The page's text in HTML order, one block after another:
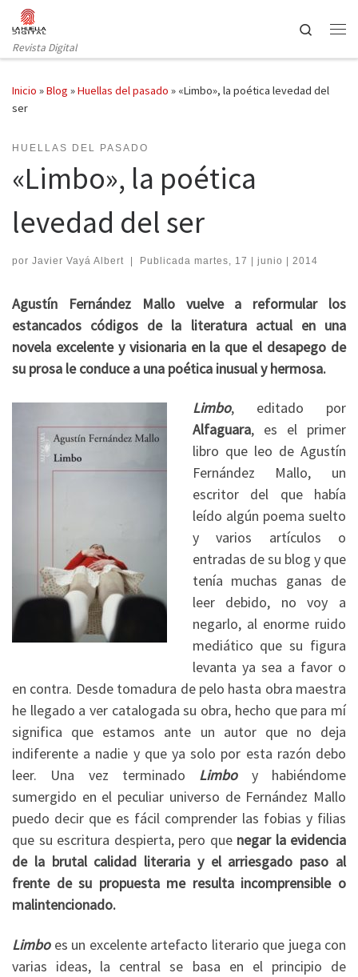
Saltar al contenido
Revista Digital
Search
Inicio »Blog »Huellas del pasado » «Limbo», la poética levedad del
ser
HUELLAS DEL PASADO
«Limbo», la poética
levedad del ser
por Javier Vayá Albert | Publicada martes, 17 | junio | 2014
Agustín Fernández Mallo vuelve a reformular los
estancados códigos de la literatura actual en una
novela excelente y visionaria en la que el desapego de
su prosa le conduce a una poética inusual y hermosa.
Limbo, editado por
Alfaguara, es el primer
libro que leo de Agustín
Fernández Mallo, un
escritor del que había
leído algún poema suelto
y varios artículos o
entradas de su blog y que
tenía muchas ganas de
leer debido, no voy a
negarlo, al enorme ruido
mediático que su figura
levanta ya sea a favor o
en contra. Desde tomadura de pelo hasta obra maestra
he llegado a ver catalogada su obra, hecho que para mí
significa que estamos ante un autor que no deja
indiferente a nadie y que ya solo por esta razón debo
leer. Una vez terminado Limboy habiéndome
sumergido en el peculiar universo de Fernández Mallo
puedo decir que es fácil comprender las fobias y filias
que su escritura despierta, pero que negar la evidencia
de la brutal calidad literaria y el arriesgado paso al
frente de su propuesta me resulta incomprensible o
malintencionado.
Limbo es un excelente artefacto literario que juega con
varias ideas, la central se basa en el principio de